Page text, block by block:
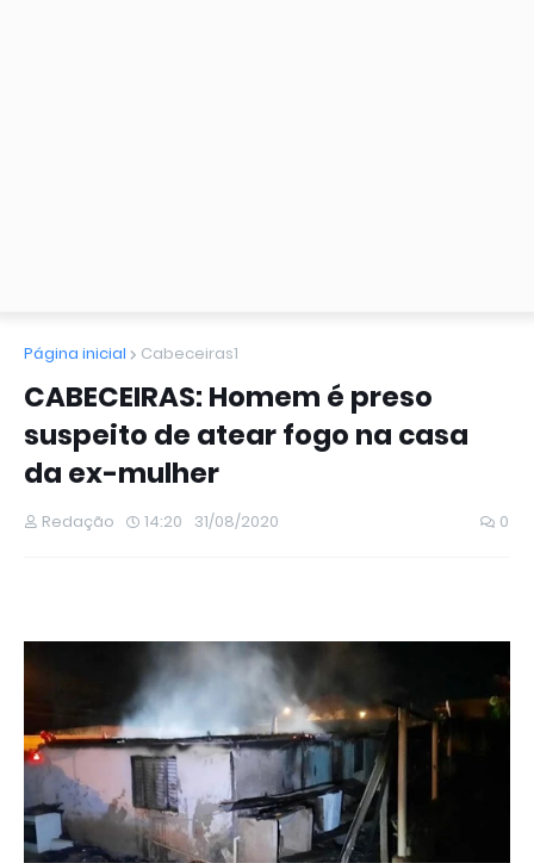
Página inicial Cabeceiras1
CABECEIRAS: Homem é preso
suspeito de atear fogo na casa
da ex-mulher
Redação 14:20 31/08/2020 0